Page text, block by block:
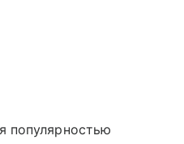
популярностью